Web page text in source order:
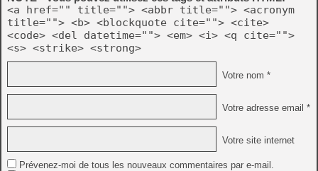
<a href="" title=""> <abbr title=""> <acronym
title=""> <b> <blockquote cite=""> <cite>
<code> <del datetime=""> <em> <i> <q cite="">
<s> <strike> <strong>
Votre nom *
Votre adresse email *
Votre site internet
Prévenez-moi de tous les nouveaux commentaires par e-mail.